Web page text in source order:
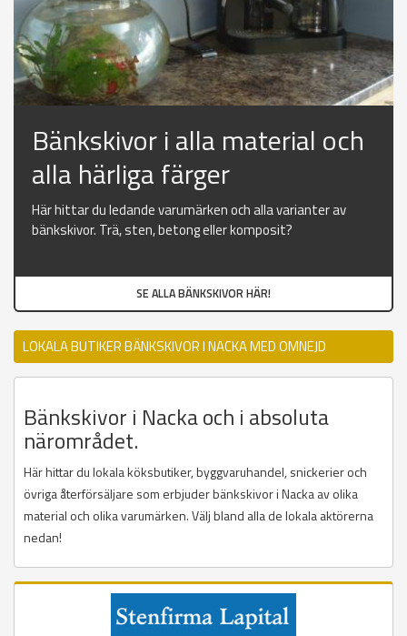
Bänkskivor i alla material och
alla härliga färger
Här hittar du ledande varumärken och alla varianter av
bänkskivor. Trä, sten, betong eller komposit?
SE ALLA BÄNKSKIVOR HÄR!
LOKALA BUTIKER BÄNKSKIVOR I NACKA MED OMNEJD
Bänkskivor i Nacka och i absoluta
närområdet.
Här hittar du lokala köksbutiker, byggvaruhandel, snickerier och
övriga återförsäljare som erbjuder bänkskivor i Nacka av olika
material och olika varumärken. Välj bland alla de lokala aktörerna
nedan!